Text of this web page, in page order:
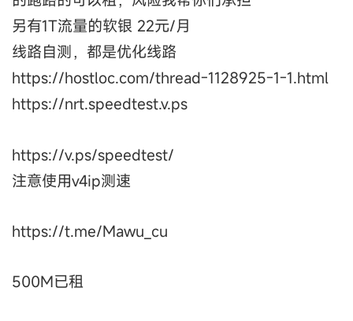
另有1T流量的软银 22元/月
线路自测，都是优化线路
https://hostloc.com/thread-1128925-1-1.html
https://nrt.speedtest.v.ps
https://v.ps/speedtest/
注意使用v4ip测速
https://t.me/Mawu_cu
500M已租